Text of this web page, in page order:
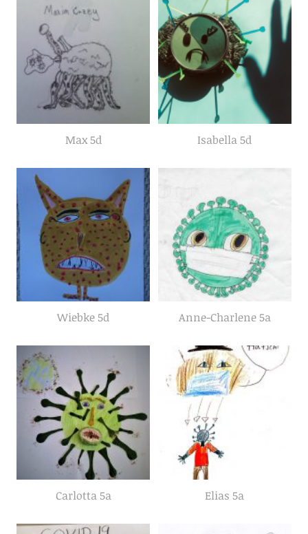
Max 5d Isabella 5d
Wiebke 5d Anne-Charlene 5a
Carlotta 5a Elias 5a